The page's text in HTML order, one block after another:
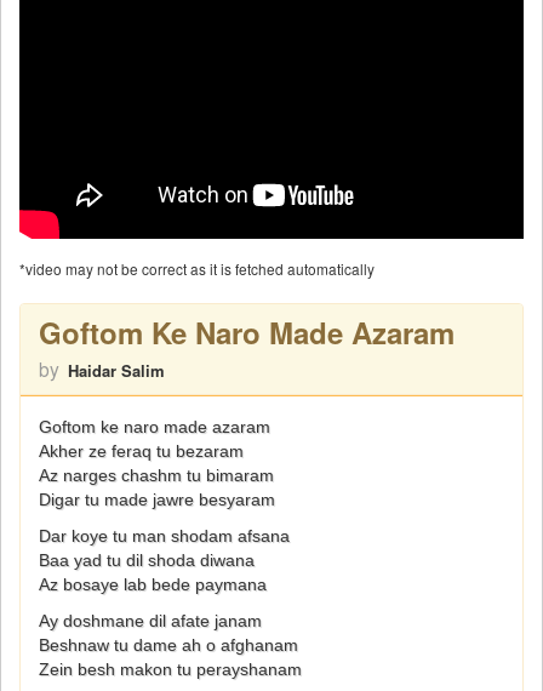
*video may not be correct as it is fetched automatically
Goftom Ke Naro Made Azaram
by Haidar Salim
Goftom ke naro made azaram
Akher ze feraq tu bezaram
Az narges chashm tu bimaram
Digar tu made jawre besyaram
Dar koye tu man shodam afsana
Baa yad tu dil shoda diwana
Az bosaye lab bede paymana
Ay doshmane dil afate janam
Beshnaw tu dame ah o afghanam
Zein besh makon tu perayshanam